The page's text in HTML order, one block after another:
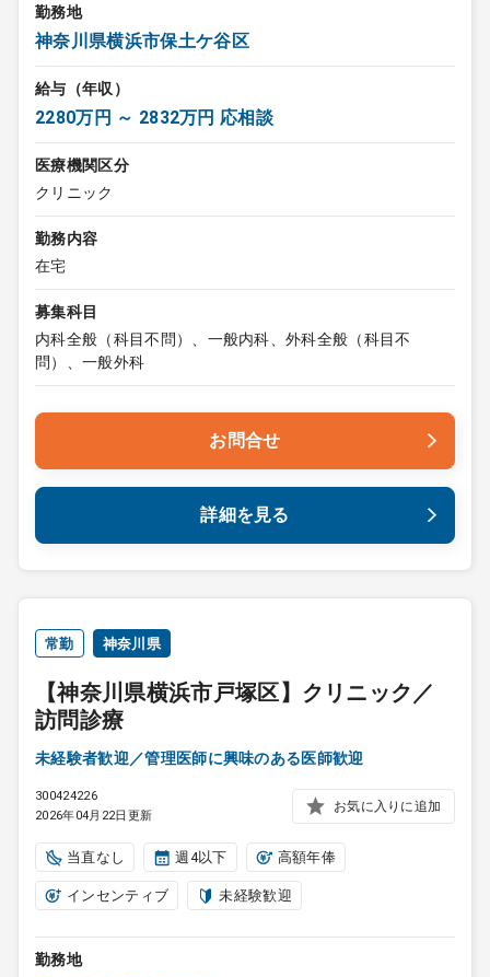
勤務地
神奈川県横浜市保土ケ谷区
給与（年収）
2280万円 ～ 2832万円 応相談
医療機関区分
クリニック
勤務内容
在宅
募集科目
内科全般（科目不問）、一般内科、外科全般（科目不
問）、一般外科
お問合せ
詳細を見る
常勤 神奈川県
【神奈川県横浜市戸塚区】クリニック／
訪問診療
未経験者歓迎／管理医師に興味のある医師歓迎
300424226
2026年04月22日更新
お気に入りに追加
当直なし 週4以下 高額年俸
インセンティブ 未経験歓迎
勤務地